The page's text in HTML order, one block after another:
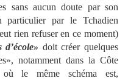
sans aucun doute par son
particulier par le Tchadien
rien refuser en ce moment)
d’école» doit créer quelques
notamment dans la Côte
où le même schéma est,